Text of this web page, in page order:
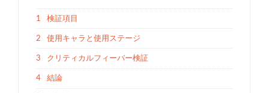
1 検証項目
2 使用キャラと使用ステージ
3 クリティカルフィーバー検証
4 結論